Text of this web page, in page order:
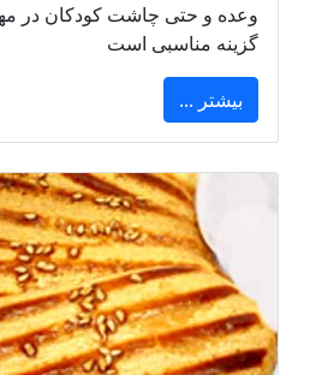
وعده و حتی چاشت کودکان در
گزینه مناسبی است
بیشتر ...